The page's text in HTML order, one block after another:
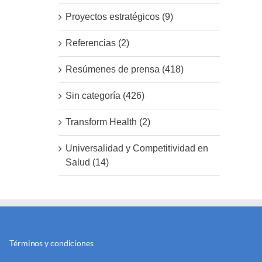
Proyectos estratégicos (9)
Referencias (2)
Resúmenes de prensa (418)
Sin categoría (426)
Transform Health (2)
Universalidad y Competitividad en
Salud (14)
Términos y condiciones